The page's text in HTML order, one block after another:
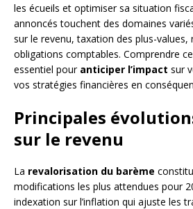
les écueils et optimiser sa situation
annoncés touchent des domaines
sur le revenu, taxation des plus-values,
obligations comptables. Comprendre
essentiel pour anticiper l’impact sur
vos stratégies financières en
Principales
sur le revenu
La revalorisation du barème
modifications les plus attendues pour
indexation sur l’inflation qui ajuste les